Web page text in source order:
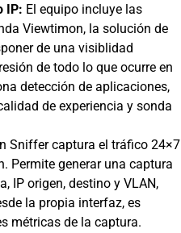
IP: El equipo incluye las
Viewtimon, la solución de
de una visiblidad
de todo lo que ocurre en
detección de aplicaciones,
de experiencia y sonda
Sniffer captura el tráfico 24×7
Permite generar una captura
IP origen, destino y VLAN,
la propia interfaz, es
métricas de la captura.